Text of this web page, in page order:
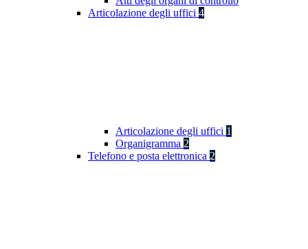
Articolazione degli uffici 4
Articolazione degli uffici 1
Organigramma 2
Telefono e posta elettronica 2